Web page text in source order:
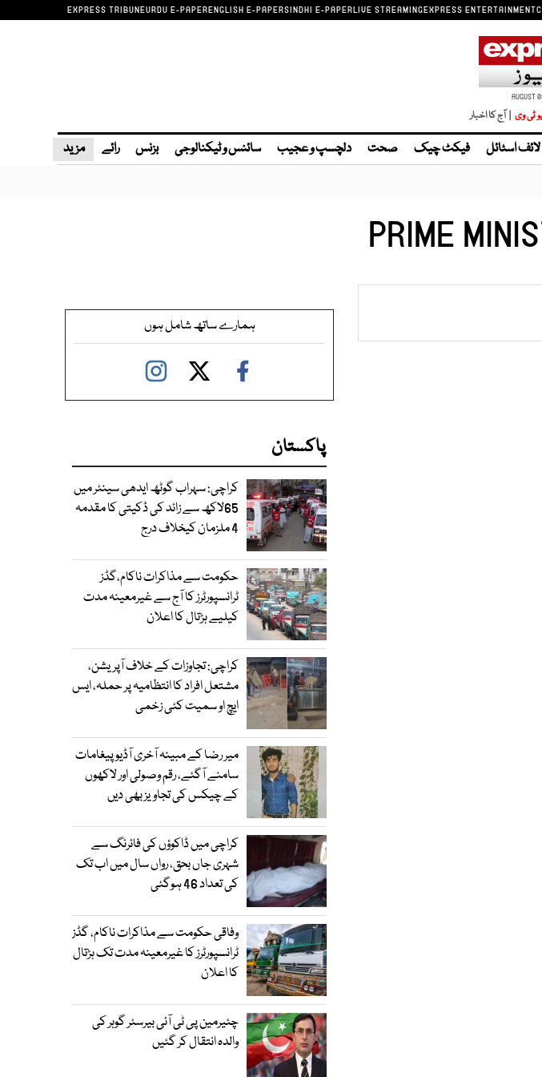
EXPRESS TRIBUNEURDU E-PAPERENGLISH E-PAPERSINDHI E-PAPERLIVE STREAMINGEXPRESS ENTERTAINMENT
AUGUST
| آج کا اخبار
لائف اسٹائل فیکٹ چیک صحت دلچسپ و عجیب سائنس و ٹیکنالوجی بزنس رائے مزید
PRIME
ہمارے ساتھ شامل ہوں
پاکستان
کراچی: سہراب گوٹھ ایدھی سینٹر میں
65لاکھ سے زائد کی ڈکیتی کا مقدمہ
4 ملزمان کیخلاف درج
حکومت سے مذاکرات ناکام،گڈز
ٹرانسپورٹرز کا آج سے غیرمعینہ مدت
کیلیے ہڑتال کا اعلان
کراچی: تجاوزات کے خلاف آپریشن،
مشتعل افراد کا انتظامیہ پر حملہ، ایس
ایچ او سمیت کئی زخمی
میر رضا کے مبینہ آخری آڈیو پیغامات
سامنے آگئے، رقم وصولی اور لاکھوں
کے چیکس کی تجاویز بھی دیں
کراچی میں ڈاکوؤں کی فائرنگ سے
شہری جاں بحق، رواں سال میں اب تک
کی تعداد 46 ہوگئی
وفاقی حکومت سے مذاکرات ناکام، گڈز
ٹرانسپورٹرز کا غیرمعینہ مدت تک ہڑتال
کا اعلان
چئیرمین پی ٹی آئی بیرسٹر گوہر کی
والدہ انتقال کر گئیں